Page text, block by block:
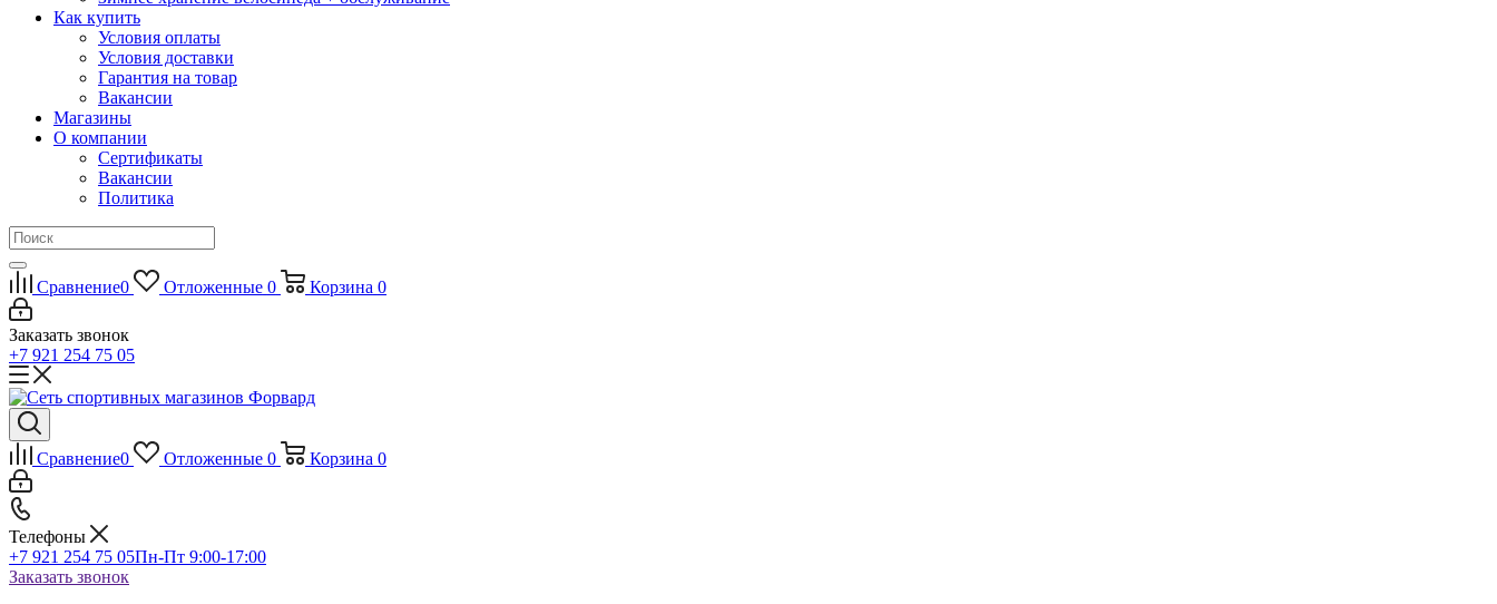
Как купить
Условия оплаты
Условия доставки
Гарантия на товар
Вакансии
Магазины
О компании
Сертификаты
Вакансии
Политика
Сравнение0 Отложенные 0 Корзина 0
Заказать звонок
+7 921 254 75 05
Сравнение0 Отложенные 0 Корзина 0
Телефоны
+7 921 254 75 05Пн-Пт 9:00-17:00
Заказать звонок